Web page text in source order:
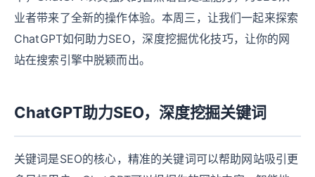
业者带来了全新的操作体验。本周三，让我们一起来探索
ChatGPT如何助力SEO，深度挖掘优化技巧，让你的网
站在搜索引擎中脱颖而出。
ChatGPT助力SEO，深度挖掘关键词
关键词是SEO的核心，精准的关键词可以帮助网站吸引更